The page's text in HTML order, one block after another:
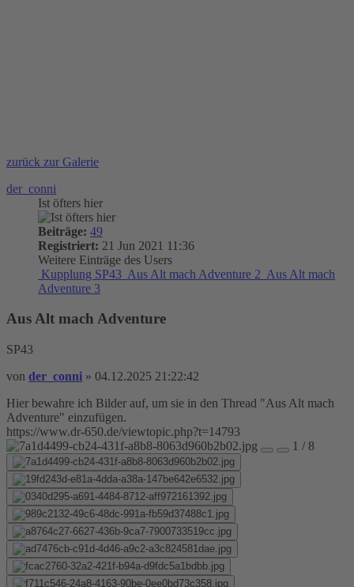
zurück zur Galerie
der_conni
Ist öfters hier
Beiträge: 49
Registriert: 21 Jun 2021 11:36
Weitere Einträge des Users
Kupplung SP43 Aus Alt mach Adventure 2 Aus Alt mach
Adventure 3
Aus Alt mach Adventure
SP43
von der_conni » 04.12.2025 21:22:42
Hier bewahre ich Bilder auf, um sie in den Thread "Aus Alt mach
Adventure" einzufügen.
https://www.dr-650.de/viewtopic.php?t=14793
1 / 8